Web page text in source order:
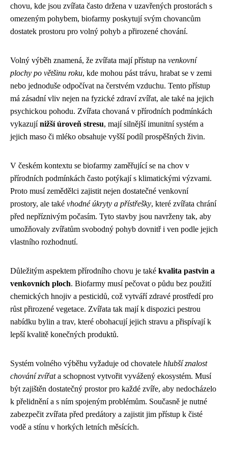
chovu, kde jsou zvířata často držena v uzavřených prostorách s
omezeným pohybem, biofarmy poskytují svým chovancům
dostatek prostoru pro volný pohyb a přirozené chování.
Volný výběh znamená, že zvířata mají přístup na venkovní
plochy po většinu roku, kde mohou pást trávu, hrabat se v zemi
nebo jednoduše odpočívat na čerstvém vzduchu. Tento přístup
má zásadní vliv nejen na fyzické zdraví zvířat, ale také na jejich
psychickou pohodu. Zvířata chovaná v přírodních podmínkách
vykazujínižší úroveň stresu, mají silnější imunitní systém a
jejich maso či mléko obsahuje vyšší podíl prospěšných živin.
V českém kontextu se biofarmy zaměřující se na chov v
přírodních podmínkách často potýkají s klimatickými výzvami.
Proto musí zemědělci zajistit nejen dostatečné venkovní
prostory, ale také vhodné úkryty a přístřešky, které zvířata chrání
před nepříznivým počasím. Tyto stavby jsou navrženy tak, aby
umožňovaly zvířatům svobodný pohyb dovnitř i ven podle jejich
vlastního rozhodnutí.
Důležitým aspektem přírodního chovu je také kvalita pastvin a
venkovních ploch. Biofarmy musí pečovat o půdu bez použití
chemických hnojiv a pesticidů, což vytváří zdravé prostředí pro
růst přirozené vegetace. Zvířata tak mají k dispozici pestrou
nabídku bylin a trav, které obohacují jejich stravu a přispívají k
lepší kvalitě konečných produktů.
Systém volného výběhu vyžaduje od chovatele hlubší znalost
chování zvířata schopnost vytvořit vyvážený ekosystém. Musí
být zajištěn dostatečný prostor pro každé zvíře, aby nedocházelo
k přelidnění a s ním spojeným problémům. Současně je nutné
zabezpečit zvířata před predátory a zajistit jim přístup k čisté
vodě a stínu v horkých letních měsících.